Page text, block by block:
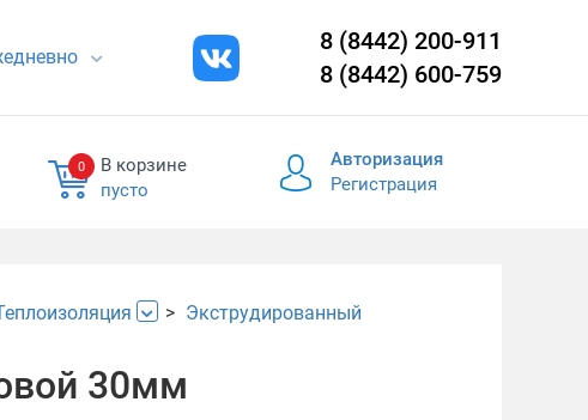
8 (8442) 200-911
8 (8442) 600-759
0
В корзине
пусто
Авторизация
Регистрация
Экструдированный
30мм